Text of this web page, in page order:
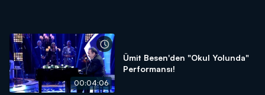
00:04:06
Ümit Besen'den "Okul Yolunda"
Performansı!